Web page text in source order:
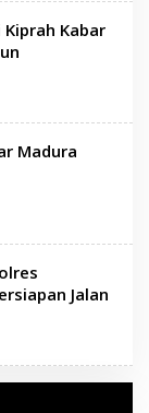
Kiprah Kabar
Madura
Jalan